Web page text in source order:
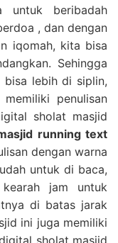
untuk beribadah
, dan dengan
iqomah, kita bisa
Sehingga
bisa lebih di siplin,
penulisan
sholat masjid
running text
dengan warna
untuk di baca,
jam untuk
di batas jarak
ini juga memiliki
sholat masjid